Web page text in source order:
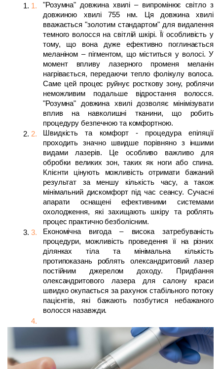
"Розумна" довжина хвилі – випромінює світло з
довжиною хвилі 755 нм. Ця довжина хвилі
вважається "золотим стандартом" для видалення
темного волосся на світлій шкірі. Її особливість у
тому, що вона дуже ефективно поглинається
меланіном – пігментом, що міститься у волосі. У
момент впливу лазерного променя меланін
нагрівається, передаючи тепло фолікулу волоса.
Саме цей процес руйнує росткову зону, роблячи
неможливим подальше відростання волосся.
"Розумна" довжина хвилі дозволяє мінімізувати
вплив на навколишні тканини, що робить
процедуру безпечною та комфортною.
Швидкість та комфорт - процедура епіляції
проходить значно швидше порівняно з іншими
видами лазерів. Це особливо важливо для
обробки великих зон, таких як ноги або спина.
Клієнти цінують можливість отримати бажаний
результат за меншу кількість часу, а також
мінімальний дискомфорт під час сеансу. Сучасні
апарати оснащені ефективними системами
охолодження, які захищають шкіру та роблять
процес практично безболісним.
Економічна вигода – висока затребуваність
процедури, можливість проведення її на різних
ділянках тіла та мінімальна кількість
протипоказань роблять олександритовий лазер
постійним джерелом доходу. Придбання
олександритового лазера для салону краси
швидко окупається за рахунок стабільного потоку
пацієнтів, які бажають позбутися небажаного
волосся назавжди.